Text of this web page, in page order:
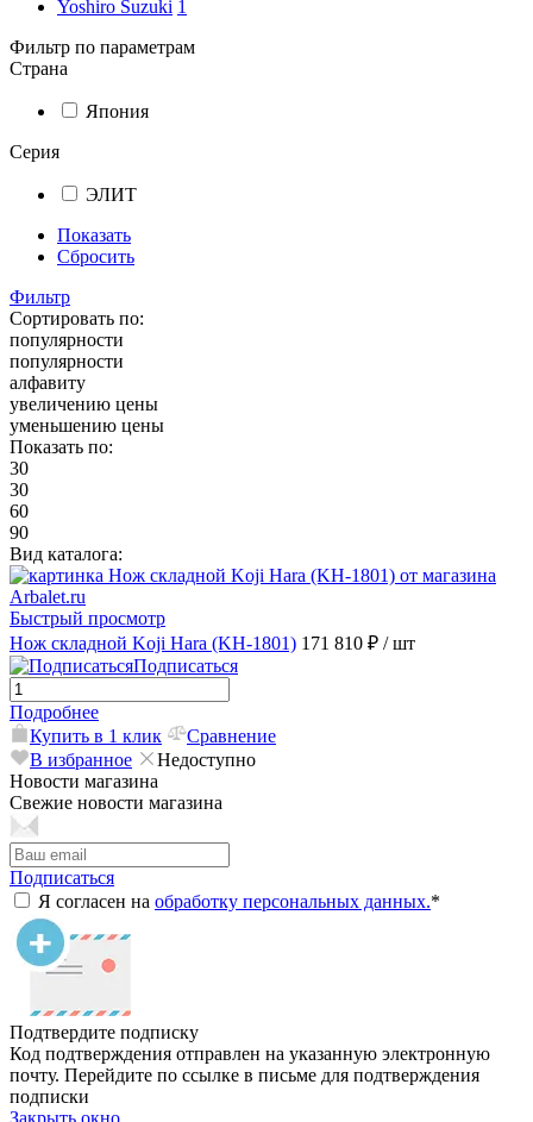
Yoshiro Suzuki 1
Фильтр по параметрам
Страна
Япония
Серия
ЭЛИТ
Показать
Сбросить
Фильтр
Сортировать по:
популярности
популярности
алфавиту
увеличению цены
уменьшению цены
Показать по:
30
30
60
90
Вид каталога:
Быстрый просмотр
Нож складной Koji Hara (KH-1801) 171 810 ₽ / шт
Подписаться
Подробнее
Купить в 1 клик
Сравнение
В избранное
Недоступно
Новости магазина
Свежие новости магазина
Подписаться
Я согласен на обработку персональных данных.*
Подтвердите подписку
Код подтверждения отправлен на указанную электронную
почту. Перейдите по ссылке в письме для подтверждения
подписки
Закрыть окно